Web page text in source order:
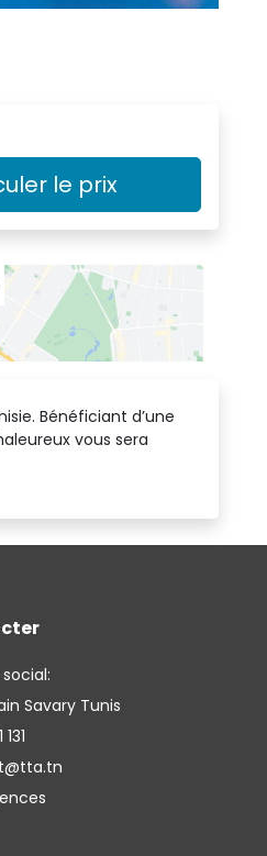
le prix
Bénéficiant d’une
vous sera
Savary Tunis